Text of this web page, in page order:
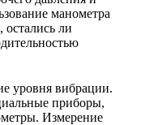
манометра
остались ли
уровня вибрации.
приборы,
Измерение